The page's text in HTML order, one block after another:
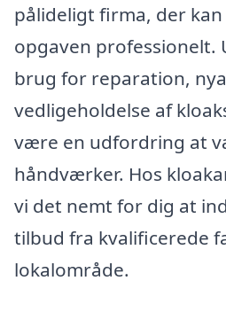
pålideligt firma, der
opgaven professionelt.
brug for reparation,
vedligeholdelse af
være en udfordring at
håndværker. Hos
vi det nemt for dig at
tilbud fra kvalificerede
lokalområde.